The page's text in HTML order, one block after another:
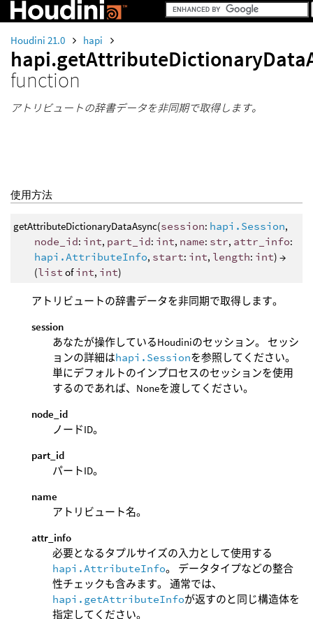
Houdini 21.0 hapi
function
アトリビュートの辞書データを非同期で取得します。
使用方法
getAttributeDictionaryDataAsync(session: hapi.Session,
node_id: int, part_id: int, name: str, attr_info:
hapi.AttributeInfo, start: int, length: int) →
(list ofint, int)
アトリビュートの辞書データを非同期で取得します。
session
あなたが操作しているHoudiniのセッション。 セッシ
ョンの詳細はhapi.Sessionを参照してください。
単にデフォルトのインプロセスのセッションを使用
するのであれば、Noneを渡してください。
node_id
ノードID。
part_id
パートID。
name
アトリビュート名。
attr_info
必要となるタプルサイズの入力として使用する
hapi.AttributeInfo。 データタイプなどの整合
性チェックも含みます。 通常では、
hapi.getAttributeInfoが返すのと同じ構造体を
指定してください。